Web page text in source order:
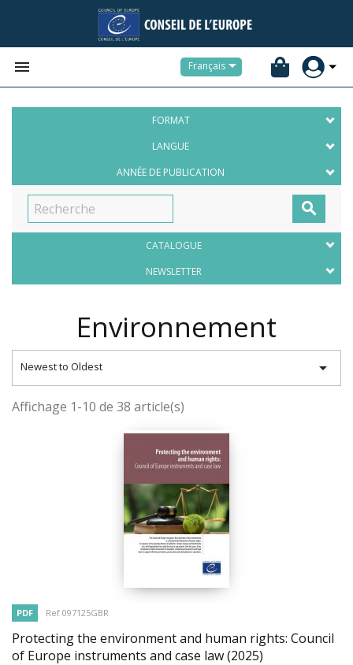
 Français
FORMAT
LANGUE
ANNÉE DE PUBLICATION

CATALOGUE
NEWSLETTER
Environnement
Newest to Oldest 
Affichage 1-10 de 38 article(s)
PDF Ref 097125GBR
Protecting the environment and human rights: Council
of Europe instruments and case law(2025)